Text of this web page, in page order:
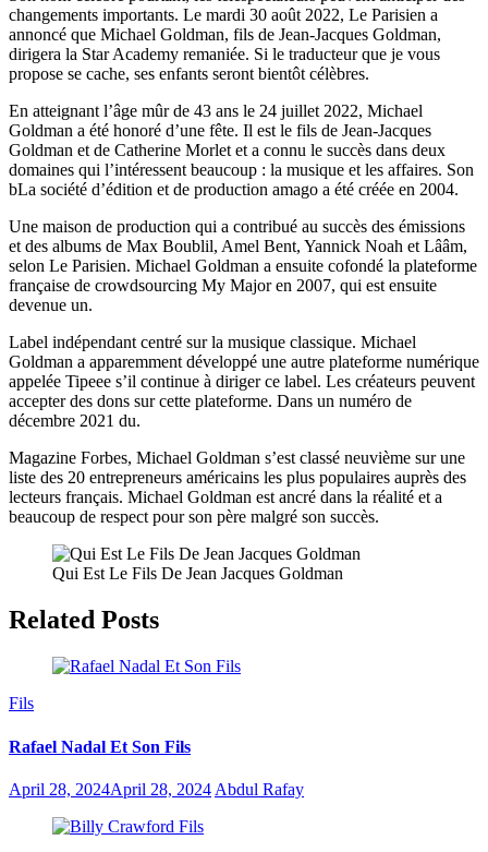
changements importants. Le mardi 30 août 2022, Le Parisien a
annoncé que Michael Goldman, fils de Jean-Jacques Goldman,
dirigera la Star Academy remaniée. Si le traducteur que je vous
propose se cache, ses enfants seront bientôt célèbres.
En atteignant l’âge mûr de 43 ans le 24 juillet 2022, Michael
Goldman a été honoré d’une fête. Il est le fils de Jean-Jacques
Goldman et de Catherine Morlet et a connu le succès dans deux
domaines qui l’intéressent beaucoup : la musique et les affaires. Son
bLa société d’édition et de production amago a été créée en 2004.
Une maison de production qui a contribué au succès des émissions
et des albums de Max Boublil, Amel Bent, Yannick Noah et Lââm,
selon Le Parisien. Michael Goldman a ensuite cofondé la plateforme
française de crowdsourcing My Major en 2007, qui est ensuite
devenue un.
Label indépendant centré sur la musique classique. Michael
Goldman a apparemment développé une autre plateforme numérique
appelée Tipeee s’il continue à diriger ce label. Les créateurs peuvent
accepter des dons sur cette plateforme. Dans un numéro de
décembre 2021 du.
Magazine Forbes, Michael Goldman s’est classé neuvième sur une
liste des 20 entrepreneurs américains les plus populaires auprès des
lecteurs français. Michael Goldman est ancré dans la réalité et a
beaucoup de respect pour son père malgré son succès.
Qui Est Le Fils De Jean Jacques Goldman
Related Posts
Fils
Rafael Nadal Et Son Fils
April 28, 2024April 28, 2024 Abdul Rafay